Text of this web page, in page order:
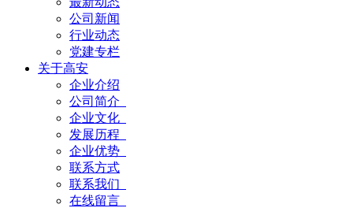
公司新闻
行业动态
党建专栏
关于高安
企业介绍
公司简介
企业文化
发展历程
企业优势
联系方式
联系我们
在线留言